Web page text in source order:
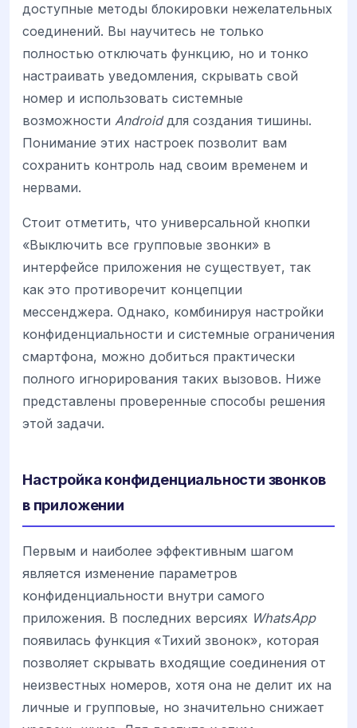
доступные методы блокировки нежелательных
соединений. Вы научитесь не только
полностью отключать функцию, но и тонко
настраивать уведомления, скрывать свой
номер и использовать системные
возможности Androidдля создания тишины.
Понимание этих настроек позволит вам
сохранить контроль над своим временем и
нервами.
Стоит отметить, что универсальной кнопки
«Выключить все групповые звонки» в
интерфейсе приложения не существует, так
как это противоречит концепции
мессенджера. Однако, комбинируя настройки
конфиденциальности и системные ограничения
смартфона, можно добиться практически
полного игнорирования таких вызовов. Ниже
представлены проверенные способы решения
этой задачи.
Настройка конфиденциальности звонков
в приложении
Первым и наиболее эффективным шагом
является изменение параметров
конфиденциальности внутри самого
приложения. В последних версиях WhatsApp
появилась функция «Тихий звонок», которая
позволяет скрывать входящие соединения от
неизвестных номеров, хотя она не делит их на
личные и групповые, но значительно снижает